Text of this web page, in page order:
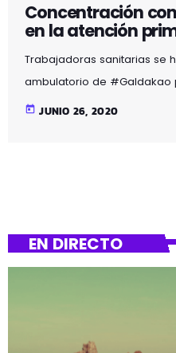
Concentración
en la atención
Trabajadoras sanitarias se
ambulatorio de #Galdakao
precariedad en la atención
today JUNIO 26, 2020
EN DIRECTO